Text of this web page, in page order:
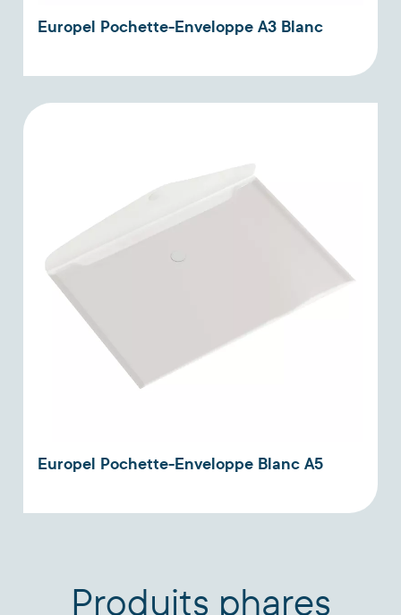
Europel Pochette-Enveloppe A3 Blanc
Europel Pochette-Enveloppe Blanc A5
Produits phares